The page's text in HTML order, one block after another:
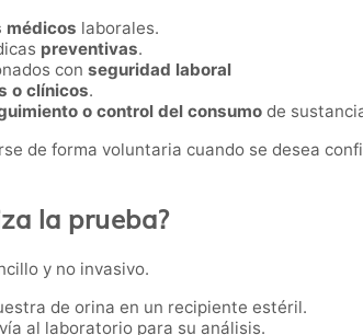
médicos laborales.
preventivas.
con seguridad laboral
o clínicos.
o control del consumo de
de forma voluntaria cuando se desea
la prueba?
y no invasivo.
de orina en un recipiente estéril.
al laboratorio para su análisis.